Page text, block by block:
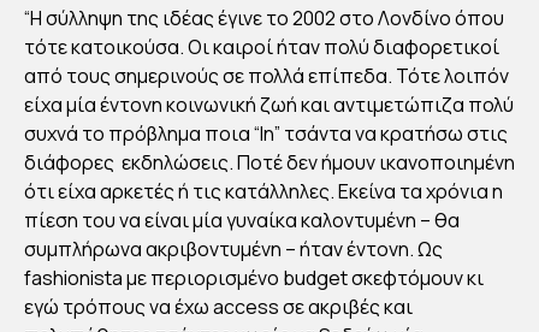
SE
CO
ND
HA
ND
SH
G
“H σύλληψη της ιδέας έγινε το 2002 στο Λονδίνο όπου
τότε κατοικούσα. Oι καιροί ήταν πολύ διαφορετικοί
από τους σημερινούς σε πολλά επίπεδα. Τότε λοιπόν
είχα μία έντονη κοινωνική ζωή και αντιμετώπιζα πολύ
συχνά το πρόβλημα ποια “In” τσάντα να κρατήσω στις
διάφορες εκδηλώσεις. Ποτέ δεν ήμουν ικανοποιημένη
ότι είχα αρκετές ή τις κατάλληλες. Εκείνα τα χρόνια η
πίεση του να είναι μία γυναίκα καλοντυμένη – θα
συμπλήρωνα ακριβοντυμένη – ήταν έντονη. Ως
fashionista με περιορισμένο budget σκεφτόμουν κι
εγώ τρόπους να έχω access σε ακριβές και